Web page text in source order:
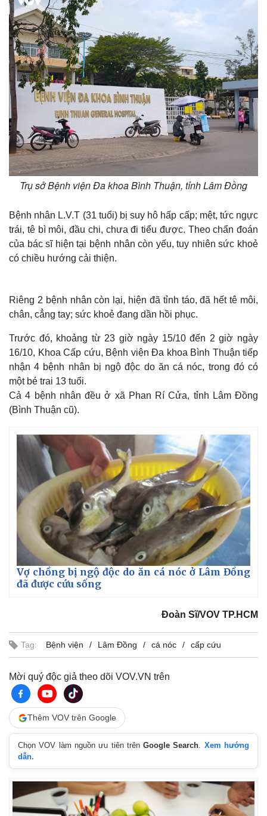
Thế giới
Infographic
Trụ sở Bệnh viện Đa khoa Bình Thuận, tỉnh Lâm Đồng
Bệnh nhân L.V.T (31 tuổi) bị suy hô hấp cấp; mệt, tức ngực
trái, tê bì môi, đầu chi, chưa đi tiểu được. Theo chẩn đoán
của bác sĩ hiện tại bệnh nhân còn yếu, tuy nhiên sức khoẻ
có chiều hướng cải thiện.
Riêng 2 bệnh nhân còn lại, hiện đã tỉnh táo, đã hết tê môi,
chân, cẳng tay; sức khoẻ đang dần hồi phục.
Trước đó, khoảng từ 23 giờ ngày 15/10 đến 2 giờ ngày
16/10, Khoa Cấp cứu, Bệnh viện Đa khoa Bình Thuận tiếp
nhận 4 bệnh nhân bị ngộ độc do ăn cá nóc, trong đó có
một bé trai 13 tuổi.
Cả 4 bệnh nhân đều ở xã Phan Rí Cửa, tỉnh Lâm Đồng
(Bình Thuận cũ).
Vợ chồng bị ngộ độc do ăn cá nóc ở Lâm Đồng
đã được cứu sống
Đoàn Sĩ/VOV TP.HCM
Tag: Bệnh viện Lâm Đồng cá nóc cấp cứu
Mời quý độc giả theo dõi VOV.VN trên
Thêm VOV trên Google
Chọn VOV làm nguồn ưu tiên trênGoogle Search. Xem hướng
dẫn.